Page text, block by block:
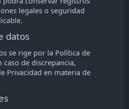
legales o seguridad
datos
se rige por la Política de
caso de discrepancia,
Privacidad en materia de